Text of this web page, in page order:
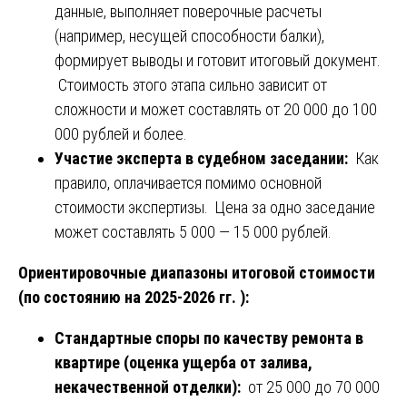
данные, выполняет поверочные расчеты
(например, несущей способности балки),
формирует выводы и готовит итоговый документ.
Стоимость этого этапа сильно зависит от
сложности и может составлять от 20 000 до 100
000 рублей и более.
Участие эксперта в судебном заседании: Как
правило, оплачивается помимо основной
стоимости экспертизы. Цена за одно заседание
может составлять 5 000 — 15 000 рублей.
Ориентировочные диапазоны итоговой стоимости
(по состоянию на 2025-2026 гг. ):
Стандартные споры по качеству ремонта в
квартире (оценка ущерба от залива,
некачественной отделки): от 25 000 до 70 000